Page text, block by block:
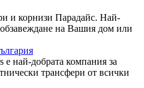
и корнизи Парадайс. Най-
обзавеждане на Вашия дом или
е най-добрата компания за
трансфери от всички